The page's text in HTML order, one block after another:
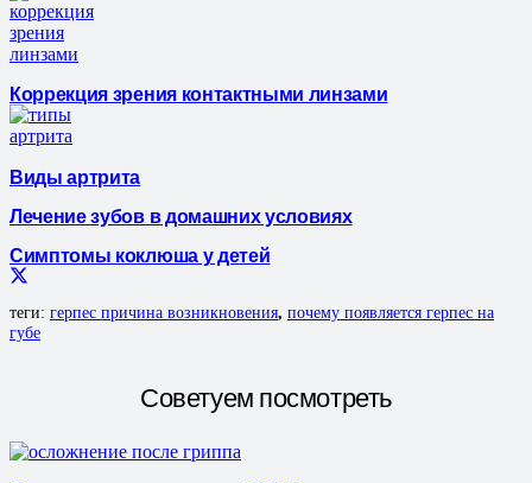
Коррекция зрения контактными линзами
Виды артрита
Лечение зубов в домашних условиях
Симптомы коклюша у детей
теги: герпес причина возникновения, почему появляется герпес на
губе
Советуем посмотреть